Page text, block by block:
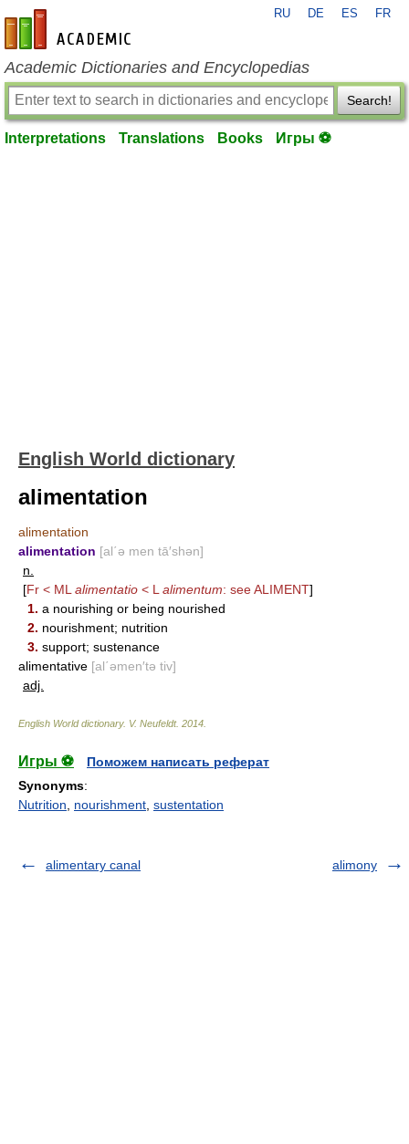
en-academic.com
RU DE ES FR
Academic Dictionaries and Encyclopedias
Search!
Interpretations Translations Books Игры ⚽
English World dictionary
alimentation
alimentation
alimentation [al΄ə men tā′shən]
n.
[Fr < ML alimentatio < L alimentum: seeALIMENT]
1. a nourishing or being nourished
2. nourishment; nutrition
3. support; sustenance
alimentative [al΄əmen′tə tiv]
adj.
English World dictionary. V. Neufeldt. 2014
Игры ⚽
Поможем написать реферат
Synonyms:
Nutrition
nourishment sustentation
alimentary canal alimony